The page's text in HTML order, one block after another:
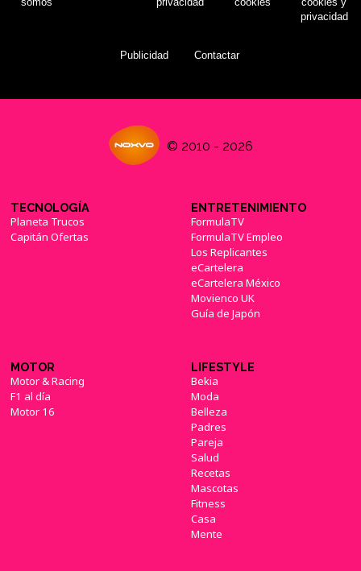
privacidad
Publicidad Contactar
© 2010 - 2026
TECNOLOGÍA
Planeta Trucos
Capitán Ofertas
ENTRETENIMIENTO
FormulaTV
FormulaTV Empleo
Los Replicantes
eCartelera
eCartelera México
Movienco UK
Guía de Japón
MOTOR
Motor & Racing
F1 al día
Motor 16
LIFESTYLE
Bekia
Moda
Belleza
Padres
Pareja
Salud
Recetas
Mascotas
Fitness
Casa
Mente